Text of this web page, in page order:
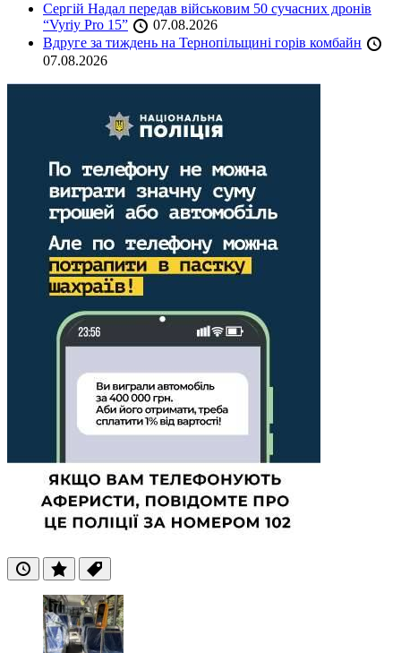
Сергій Надал передав військовим 50 сучасних дронів
“Vyriy Pro 15”
07.08.2026
Вдруге за тиждень на Тернопільщині горів комбайн
07.08.2026
ОстанніПопулярні
Теги